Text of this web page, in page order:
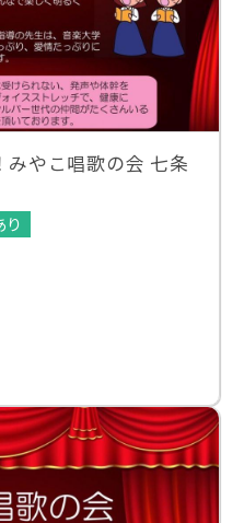
やこ唱歌の会 七条
り